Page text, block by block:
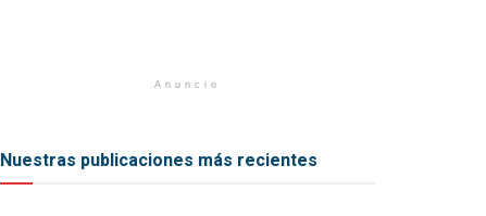
Anuncio
Nuestras publicaciones más recientes